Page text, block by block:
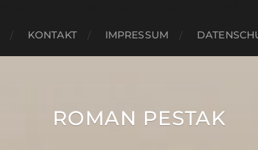
KONTAKT IMPRESSUM
ROMAN PESTAK